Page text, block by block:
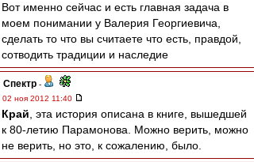
Вот именно сейчас и есть главная задача в
моем понимании у Валерия Георгиевича,
сделать то что вы считаете что есть, правдой,
сотводить традиции и наследие
Спектр -
02 ноя 2012 11:40
Край , эта история описана в книге, вышедшей
к 80-летию Парамонова. Можно верить, можно
не верить, но это, к сожалению, было.